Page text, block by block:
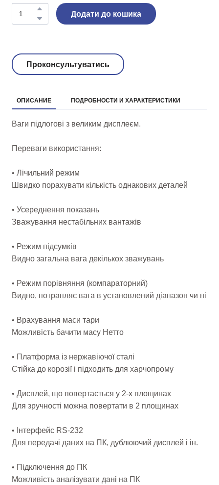
Додати до кошика
Проконсультуватись
ОПИСАНИЕ ПОДРОБНОСТИ И ХАРАКТЕРИСТИКИ
Ваги підлогові з великим дисплеєм.
Переваги використання:
• Лічильний режим
Швидко порахувати кількість однакових деталей
• Усереднення показань
Зважування нестабільних вантажів
• Режим підсумків
Видно загальна вага декількох зважувань
• Режим порівняння (компараторний)
Видно, потрапляє вага в установлений діапазон чи ні
• Врахування маси тари
Можливість бачити масу Нетто
• Платформа із нержавіючої сталі
Стійка до корозії і підходить для харчопрому
• Дисплей, що повертається у 2-х площинах
Для зручності можна повертати в 2 площинах
• Інтерфейс RS-232
Для передачі даних на ПК, дублюючий дисплей і ін.
• Підключення до ПК
Можливість аналізувати дані на ПК